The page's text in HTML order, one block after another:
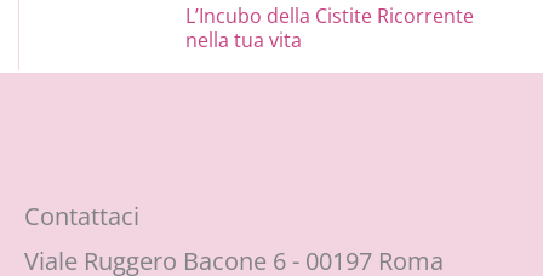
L’Incubo della Cistite Ricorrente
nella tua vita
Contattaci
Viale Ruggero Bacone 6 - 00197 Roma